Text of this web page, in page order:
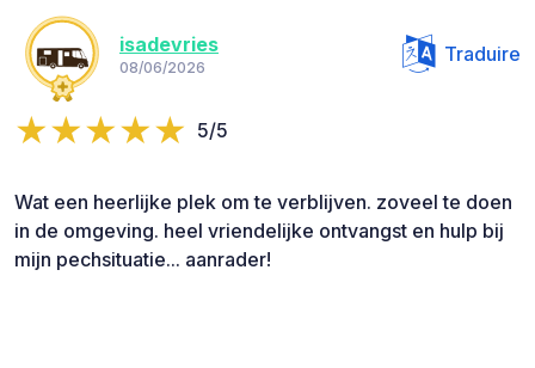
isadevries
08/06/2026
Traduire
5/5
Wat een heerlijke plek om te verblijven. zoveel te doen
in de omgeving. heel vriendelijke ontvangst en hulp bij
mijn pechsituatie... aanrader!